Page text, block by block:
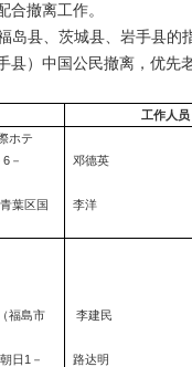
合撤离工作。
县、茨城县、岩手县的
县）中国公民撤离，优先
工作人员
ホテ
6－
葉区国
邓德英
李洋
福島市
日 1 －
李建民
路达明